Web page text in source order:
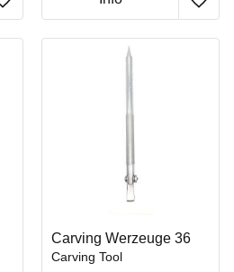
Zu Favoriten hinzufügen Zu
Carving Werzeuge 36
Carving Tool